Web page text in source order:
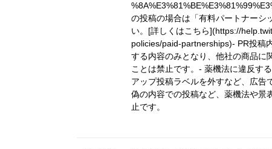
の投稿の場合は「有料パートナーシ
い。 [詳しくはこちら](https://
policies/paid-partnerships)- PR投稿
する内容のみとなり、他社の商品に
ことは禁止です。- 薬機法に違反す
アップ投稿ラベルを外すなど、広告
偽の内容での投稿など、薬機法や景
止です。